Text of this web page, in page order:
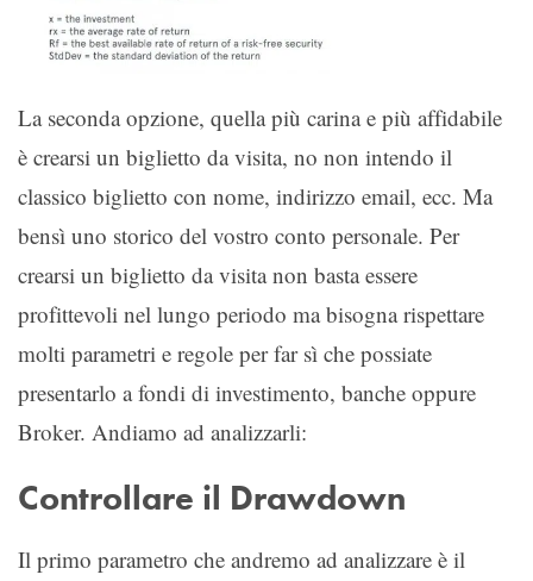
La seconda opzione, quella più carina e più affidabile
è crearsi un biglietto da visita, no non intendo il
classico biglietto con nome, indirizzo email, ecc. Ma
bensì uno storico del vostro conto personale. Per
crearsi un biglietto da visita non basta essere
profittevoli nel lungo periodo ma bisogna rispettare
molti parametri e regole per far sì che possiate
presentarlo a fondi di investimento, banche oppure
Broker. Andiamo ad analizzarli:
Controllare il Drawdown
Il primo parametro che andremo ad analizzare è il